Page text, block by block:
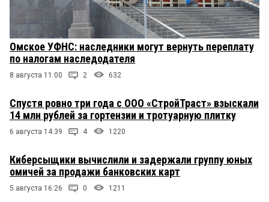
Омское УФНС: наследники могут вернуть переплату
по налогам наследодателя
8 августа 11:00 2 632
Спустя ровно три года с ООО «СтройТраст» взыскали
14 млн рублей за гортензии и тротуарную плитку
6 августа 14:39 4 1220
Киберсыщики вычислили и задержали группу юных
омичей за продажи банковских карт
5 августа 16:26 0 1211